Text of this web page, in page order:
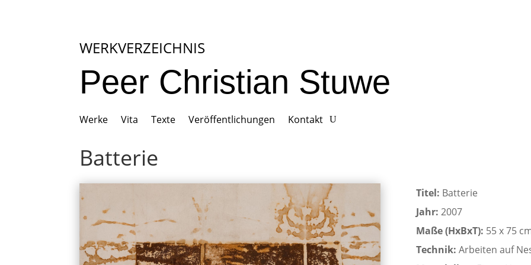
WERKVERZEICHNIS
Peer Christian Stuwe
Werke Vita Texte Veröffentlichungen Kontakt
Batterie
Titel: Batterie
Jahr: 2007
Maße (HxBxT): 55 x 75
Technik: Arbeiten auf